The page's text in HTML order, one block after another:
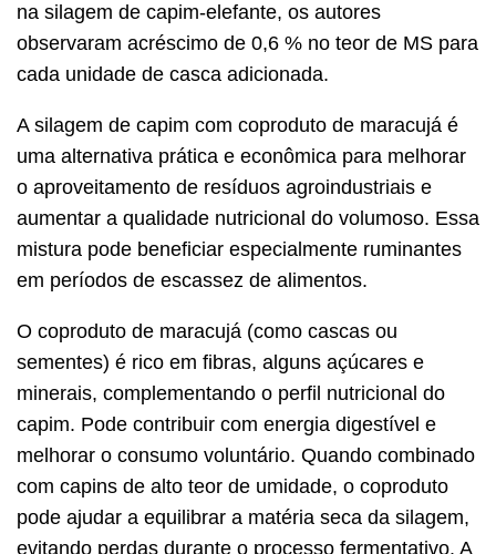
na silagem de capim-elefante, os autores
observaram acréscimo de 0,6 % no teor de MS para
cada unidade de casca adicionada.
A silagem de capim com coproduto de maracujá é
uma alternativa prática e econômica para melhorar
o aproveitamento de resíduos agroindustriais e
aumentar a qualidade nutricional do volumoso. Essa
mistura pode beneficiar especialmente ruminantes
em períodos de escassez de alimentos.
O coproduto de maracujá (como cascas ou
sementes) é rico em fibras, alguns açúcares e
minerais, complementando o perfil nutricional do
capim. Pode contribuir com energia digestível e
melhorar o consumo voluntário. Quando combinado
com capins de alto teor de umidade, o coproduto
pode ajudar a equilibrar a matéria seca da silagem,
evitando perdas durante o processo fermentativo. A